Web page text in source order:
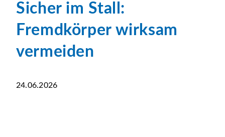
Sicher im Stall:
Fremdkörper wirksam
vermeiden
24.06.2026